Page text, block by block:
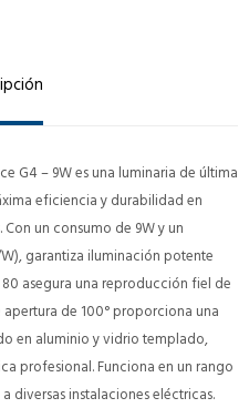
G4 – 9W es una luminaria de última
eficiencia y durabilidad en
un consumo de 9W y un
garantiza iluminación potente
asegura una reproducción fiel de
de 100° proporciona una
en aluminio y vidrio templado,
profesional. Funciona en un rango
diversas instalaciones eléctricas.